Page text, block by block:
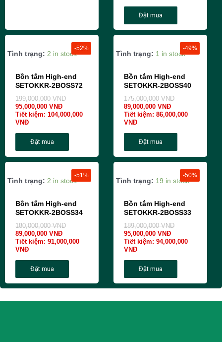
Đặt mua
-52%
Tình trạng: 2 in stock
Bồn tắm High-end
SETOKKR-2BOSS72
199,000,000VNĐ
95,000,000VNĐ
Tiết kiệm:104,000,000
VNĐ
Đặt mua
-49%
Tình trạng: 1 in stock
Bồn tắm High-end
SETOKKR-2BOSS40
175,000,000VNĐ
89,000,000VNĐ
Tiết kiệm:86,000,000
VNĐ
Đặt mua
-51%
Tình trạng: 2 in stock
Bồn tắm High-end
SETOKKR-2BOSS34
180,000,000VNĐ
89,000,000VNĐ
Tiết kiệm:91,000,000
VNĐ
Đặt mua
-50%
Tình trạng: 19 in stock
Bồn tắm High-end
SETOKKR-2BOSS33
189,000,000VNĐ
95,000,000VNĐ
Tiết kiệm:94,000,000
VNĐ
Đặt mua